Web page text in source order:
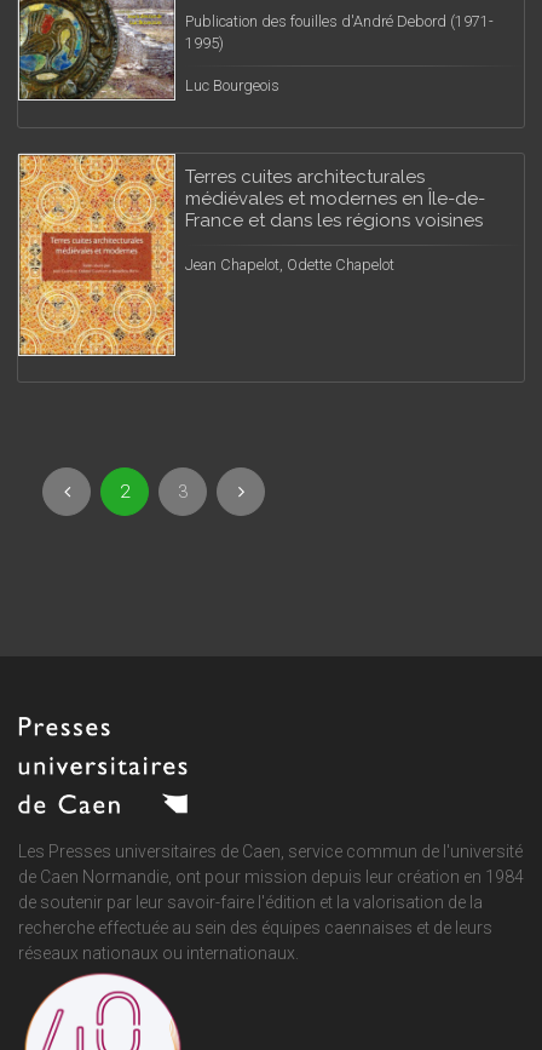
Publication des fouilles d'André Debord (1971-
1995)
Luc Bourgeois
Terres cuites architecturales
médiévales et modernes en Île-de-
France et dans les régions voisines
Jean Chapelot, Odette Chapelot
2 3
Les Presses universitaires de Caen, service commun de l'université
de Caen Normandie, ont pour mission depuis leur création en 1984
de soutenir par leur savoir-faire l'édition et la valorisation de la
recherche effectuée au sein des équipes caennaises et de leurs
réseaux nationaux ou internationaux.